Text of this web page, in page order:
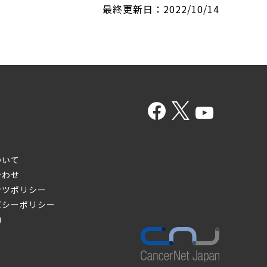
最終更新日：2022/10/14
て
せ
ポリシー
ーポリシー